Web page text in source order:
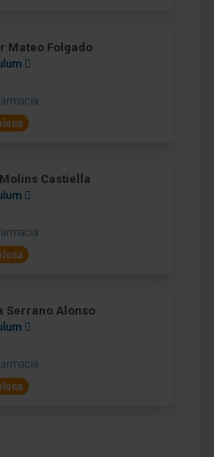
Mateo Folgado
Castiella
Serrano Alonso